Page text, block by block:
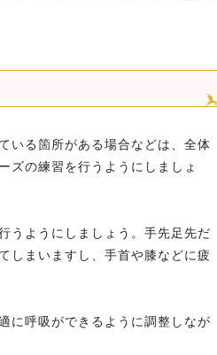
いる箇所がある場合などは、全体
ズの練習を行うようにしましょ
うようにしましょう。手先足先だ
しまいますし、手首や膝などに疲
に呼吸ができるように調整しなが